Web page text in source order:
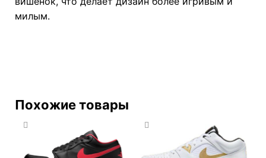
милым.
Похожие товары